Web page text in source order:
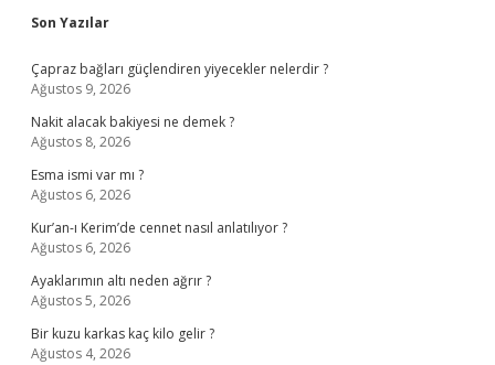
Sidebar
Son Yazılar
Çapraz bağları güçlendiren yiyecekler nelerdir ?
Ağustos 9, 2026
Nakit alacak bakiyesi ne demek ?
Ağustos 8, 2026
Esma ismi var mı ?
Ağustos 6, 2026
Kur’an-ı Kerim’de cennet nasıl anlatılıyor ?
Ağustos 6, 2026
Ayaklarımın altı neden ağrır ?
Ağustos 5, 2026
Bir kuzu karkas kaç kilo gelir ?
Ağustos 4, 2026